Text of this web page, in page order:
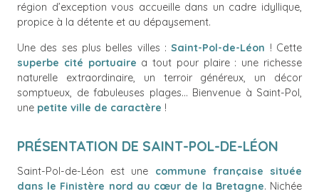
région d’exception vous accueille dans un cadre idyllique,
propice à la détente et au dépaysement.
Une des ses plus belles villes :Saint-Pol-de-Léon ! Cette
superbe cité portuaire a tout pour plaire : une richesse
naturelle extraordinaire, un terroir généreux, un décor
somptueux, de fabuleuses plages… Bienvenue à Saint-Pol,
une petite ville de caractère !
PRÉSENTATION DE SAINT-POL-DE-LÉON
Saint-Pol-de-Léon est une commune française située
dans le Finistère nord au cœur de la Bretagne. Nichée